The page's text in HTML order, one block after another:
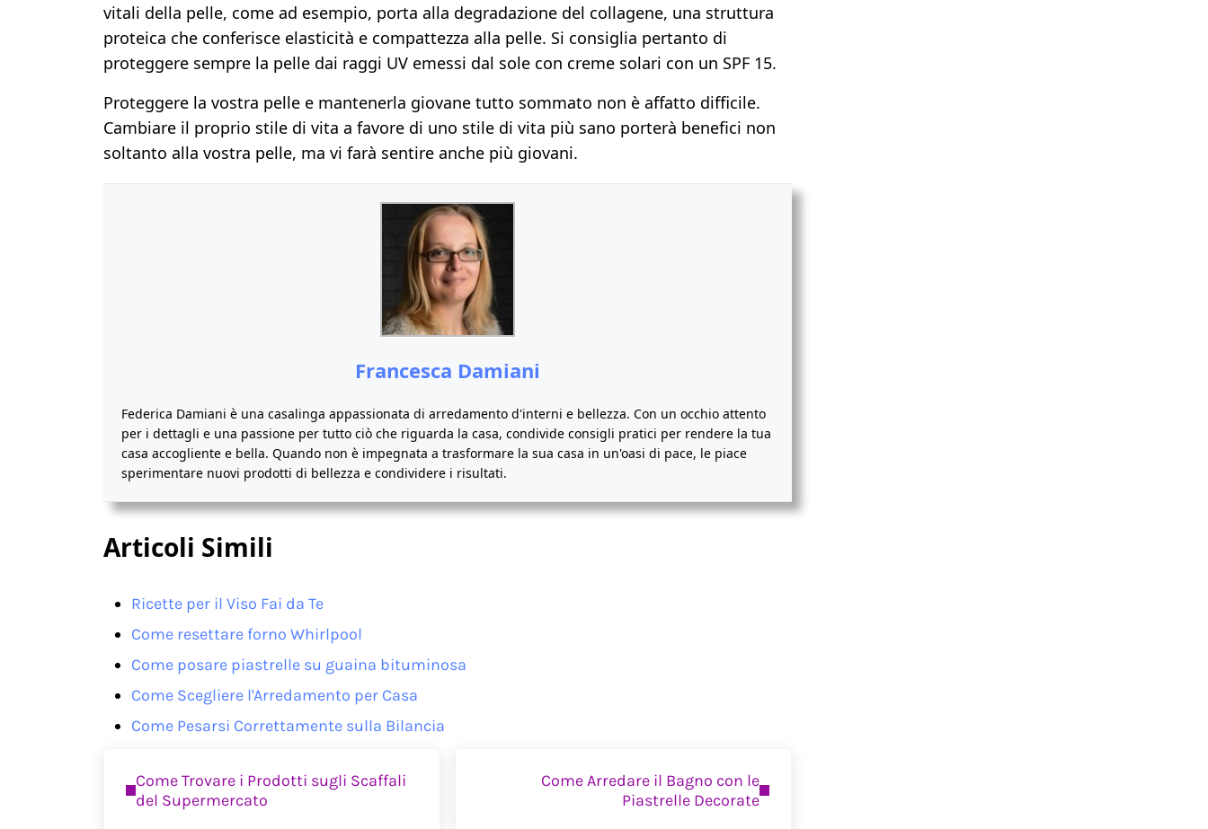
vitali della pelle, come ad esempio, porta alla degradazione del collagene, una struttura
proteica che conferisce elasticità e compattezza alla pelle. Si consiglia pertanto di
proteggere sempre la pelle dai raggi UV emessi dal sole con creme solari con un SPF 15.
Proteggere la vostra pelle e mantenerla giovane tutto sommato non è affatto difficile.
Cambiare il proprio stile di vita a favore di uno stile di vita più sano porterà benefici non
soltanto alla vostra pelle, ma vi farà sentire anche più giovani.
Francesca Damiani
Federica Damiani è una casalinga appassionata di arredamento d'interni e bellezza. Con un occhio attento
per i dettagli e una passione per tutto ciò che riguarda la casa, condivide consigli pratici per rendere la tua
casa accogliente e bella. Quando non è impegnata a trasformare la sua casa in un'oasi di pace, le piace
sperimentare nuovi prodotti di bellezza e condividere i risultati.
Articoli Simili
Ricette per il Viso Fai da Te
Come resettare forno Whirlpool
Come posare piastrelle su guaina bituminosa
Come Scegliere l'Arredamento per Casa
Come Pesarsi Correttamente sulla Bilancia
Come Trovare i Prodotti sugli Scaffali
del Supermercato
Come Arredare il Bagno con le
Piastrelle Decorate